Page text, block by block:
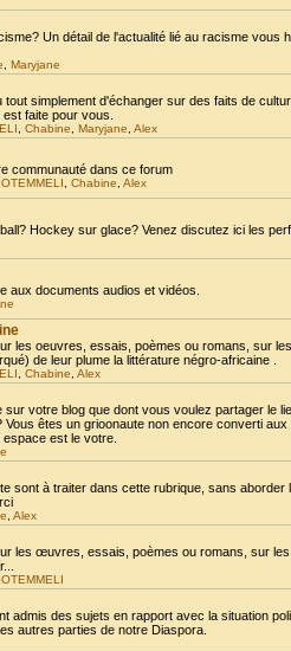
Un détail de l'actualité lié au racisme
Maryjane
tout simplement d'échanger sur des faits de
faite pour vous.
Chabine Maryjane Alex
communauté dans ce forum
Chabine Alex
Hockey sur glace? Venez discutez ici les
aux documents audios et vidéos.
les oeuvres, essais, poèmes ou romans, sur
de leur plume la littérature négro-africaine .
Chabine Alex
votre blog que dont vous voulez partager le
Vous êtes un grioonaute non encore converti
est le votre.
sont à traiter dans cette rubrique, sans
Alex
les œuvres, essais, poèmes ou romans, sur
admis des sujets en rapport avec la situation
autres parties de notre Diaspora.